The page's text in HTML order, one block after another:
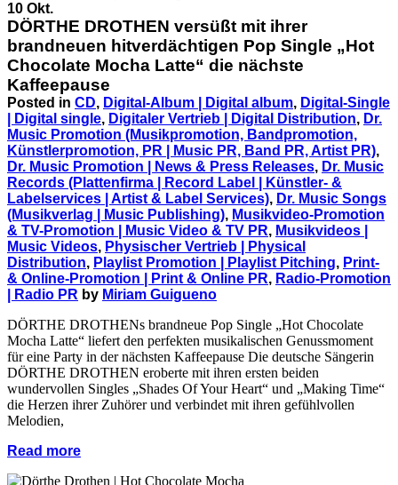
10 Okt.
DÖRTHE DROTHEN versüßt mit ihrer
brandneuen hitverdächtigen Pop Single „Hot
Chocolate Mocha Latte“ die nächste
Kaffeepause
Posted in CD, Digital-Album | Digital album, Digital-Single
| Digital single, Digitaler Vertrieb | Digital Distribution, Dr.
Music Promotion (Musikpromotion, Bandpromotion,
Künstlerpromotion, PR | Music PR, Band PR, Artist PR),
Dr. Music Promotion | News & Press Releases, Dr. Music
Records (Plattenfirma | Record Label | Künstler- &
Labelservices | Artist & Label Services), Dr. Music Songs
(Musikverlag | Music Publishing), Musikvideo-Promotion
& TV-Promotion | Music Video & TV PR, Musikvideos |
Music Videos, Physischer Vertrieb | Physical
Distribution, Playlist Promotion | Playlist Pitching, Print-
& Online-Promotion | Print & Online PR, Radio-Promotion
| Radio PR by Miriam Guigueno
DÖRTHE DROTHENs brandneue Pop Single „Hot Chocolate
Mocha Latte“ liefert den perfekten musikalischen Genussmoment
für eine Party in der nächsten Kaffeepause Die deutsche Sängerin
DÖRTHE DROTHEN eroberte mit ihren ersten beiden
wundervollen Singles „Shades Of Your Heart“ und „Making Time“
die Herzen ihrer Zuhörer und verbindet mit ihren gefühlvollen
Melodien,
Read more